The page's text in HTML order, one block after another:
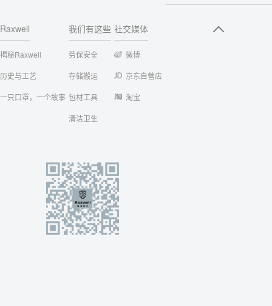
Raxwell
揭秘Raxwell
历史与工艺
一只口罩，一个故事
我们有这些
劳保安全
存储搬运
包材工具
清洁卫生
社交媒体
微博
京东自营店
淘宝